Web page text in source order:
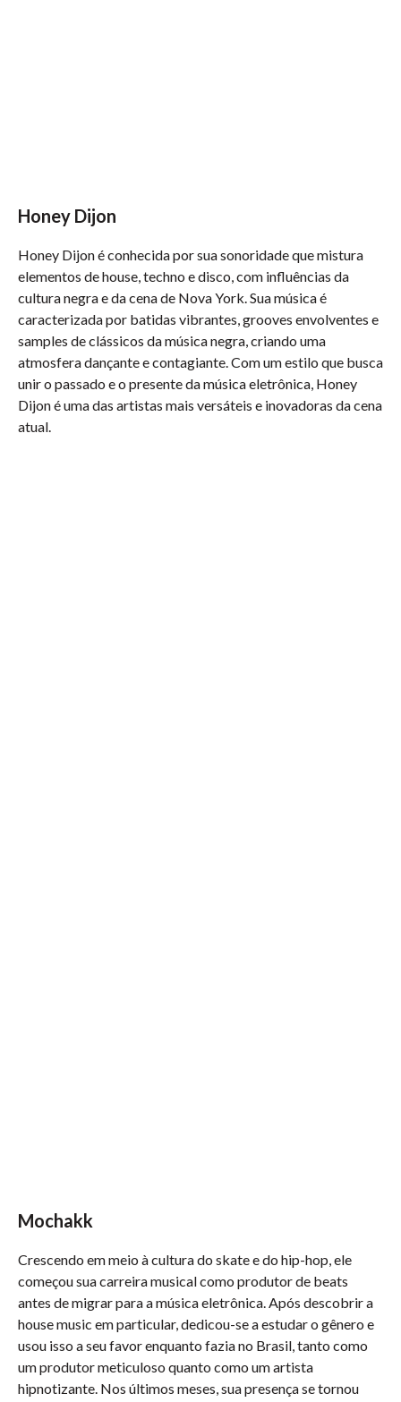
Honey Dijon
Honey Dijon é conhecida por sua sonoridade que mistura
elementos de house, techno e disco, com influências da
cultura negra e da cena de Nova York. Sua música é
caracterizada por batidas vibrantes, grooves envolventes e
samples de clássicos da música negra, criando uma
atmosfera dançante e contagiante. Com um estilo que busca
unir o passado e o presente da música eletrônica, Honey
Dijon é uma das artistas mais versáteis e inovadoras da cena
atual.
Mochakk
Crescendo em meio à cultura do skate e do hip-hop, ele
começou sua carreira musical como produtor de beats
antes de migrar para a música eletrônica. Após descobrir a
house music em particular, dedicou-se a estudar o gênero e
usou isso a seu favor enquanto fazia no Brasil, tanto como
um produtor meticuloso quanto como um artista
hipnotizante. Nos últimos meses, sua presença se tornou